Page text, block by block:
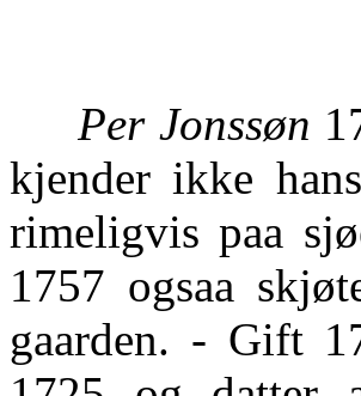
Per Jonssøn
kjender ikke
rimeligvis paa
1757 ogsaa
gaarden. - Gift